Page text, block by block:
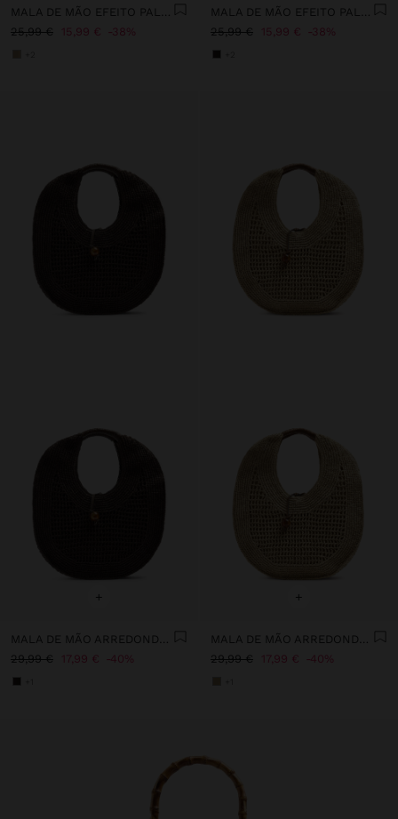
25,99 €
15,99 € 38%
25,99 €
15,99 € 38%
+
MALA DE MÃO ARREDONDADA EFEITO PALHA L
29,99 €
17,99 € 40%
+
MALA DE MÃO ARREDONDADA EFEITO PALHA L
29,99 €
17,99 € 40%